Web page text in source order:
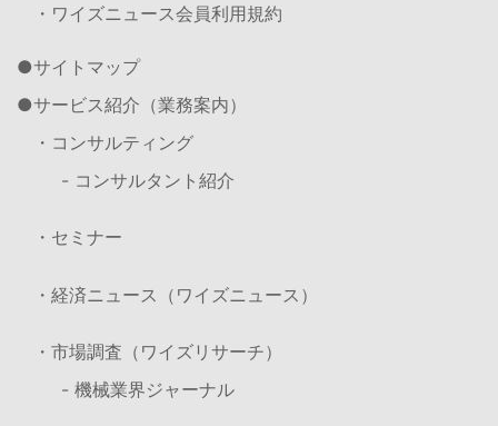
・ワイズニュース会員利用規約
サイトマップ
サービス紹介（業務案内）
・コンサルティング
- コンサルタント紹介
・セミナー
・経済ニュース（ワイズニュース）
・市場調査（ワイズリサーチ）
- 機械業界ジャーナル